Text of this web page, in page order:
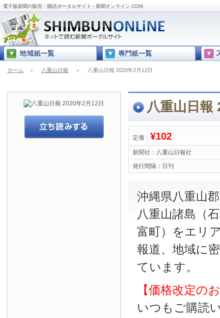
電子版新聞の販売・購読ポータルサイト - 新聞オンライン.COM
ホーム ＞ 八重山日報 ＞ 八重山日報 2020年2月12日
八重山日報
定価： ¥102
新聞社： 八重山日報社
発行間隔： 日刊
沖縄県八重山
八重山諸島（
富町）をエリ
報道、地域に
ています。
【価格改定の
いつもご購読